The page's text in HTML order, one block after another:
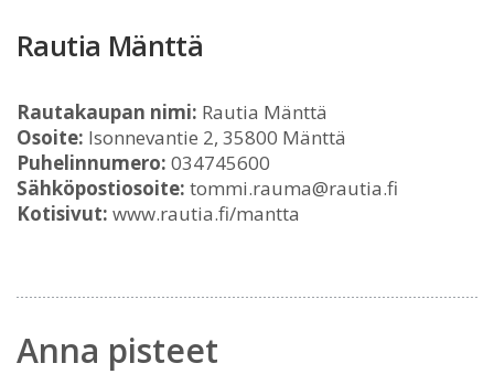
Rautia Mänttä
Rautakaupan nimi: Rautia Mänttä
Osoite: Isonnevantie 2, 35800 Mänttä
Puhelinnumero: 034745600
Sähköpostiosoite: tommi.rauma@rautia.fi
Kotisivut: www.rautia.fi/mantta
Anna pisteet